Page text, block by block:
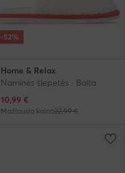
-52%
Home & Relax
Naminės šlepetės · Balta
Dabartinė kaina
10,99 €
Mažiausia kaina22,99 €